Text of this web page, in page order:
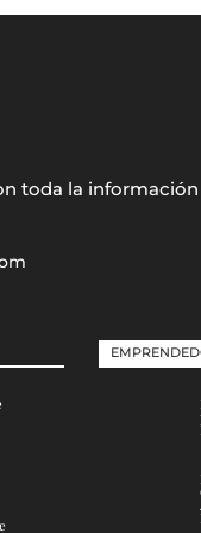
toda la